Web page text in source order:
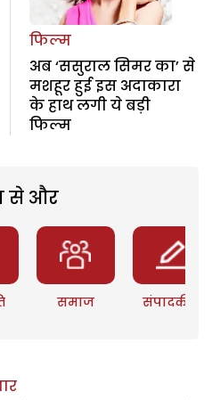
फिल्म
अब ‘ससुराल सिमर का’ से
मशहूर हुई इस अदाकारा
के हाथ लगी ये बड़ी
फिल्म
से और
समाज संपादकीय